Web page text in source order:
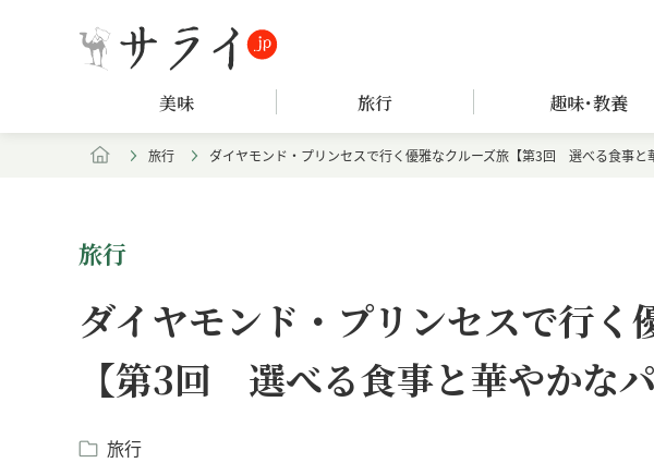
美味 旅行 趣味･教養
旅行 ダイヤモンド・プリンセスで行く優雅なクルーズ旅【第3回 選べる食事と
旅行
ダイヤモンド・プリンセスで行く
【第3回 選べる食事と華やかなパ
旅行